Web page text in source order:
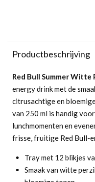
Productbeschrijving
Red Bull Summer Witte
energy drink met de
citrusachtige en
van 250 ml is handig
lunchmomenten en
frisse, fruitige Red Bull-
Tray met 12 blikjes
Smaak van witte